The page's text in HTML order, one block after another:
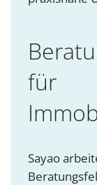
für
Sayao